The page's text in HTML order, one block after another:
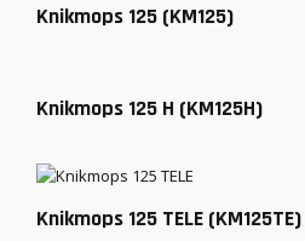
Knikmops 125 (KM125)
Knikmops 125 H (KM125H)
Knikmops 125 TELE (KM125TE)